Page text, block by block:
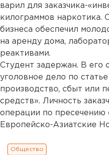
варил для заказчика-
килограммов наркотика.
бизнеса обеспечил
на аренду дома,
реактивами.
Студент задержан. В его
уголовное дело по
производство, сбыт или
средств». Личность
операции по пресечению
Европейско-Азиатские
Общество